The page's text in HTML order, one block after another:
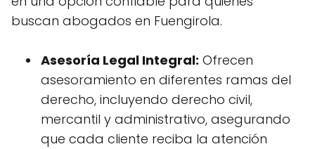
buscan abogados en Fuengirola.
Asesoría Legal Integral: Ofrecen
asesoramiento en diferentes ramas del
derecho, incluyendo derecho civil,
mercantil y administrativo, asegurando
que cada cliente reciba la atención